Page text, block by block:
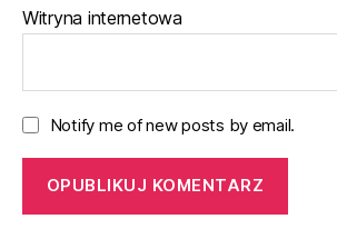
Witryna internetowa
Notify me of new posts by email.